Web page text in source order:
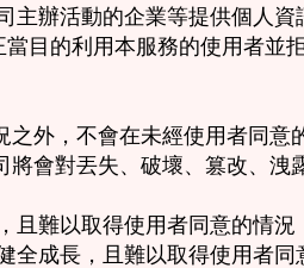
主辦活動的企業等提供個人資
目的利用本服務的使用者並
外，不會在未經使用者同意
會對丟失、破壞、篡改、洩
且難以取得使用者同意的情況
全成長，且難以取得使用者同